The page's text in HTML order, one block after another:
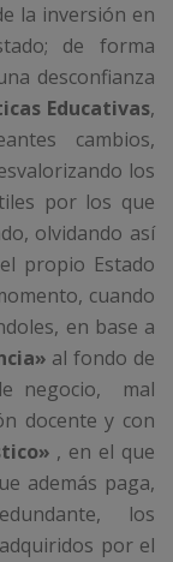
la inversión en
de forma
desconfianza
Educativas,
cambios,
los
por los que
olvidando así
propio Estado
cuando
en base a
al fondo de
negocio, mal
docente y con
, en el que
además paga,
los
por el